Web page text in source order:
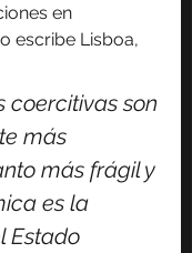
en
escribe Lisboa,
coercitivas son
más
más frágil y
es la
Estado